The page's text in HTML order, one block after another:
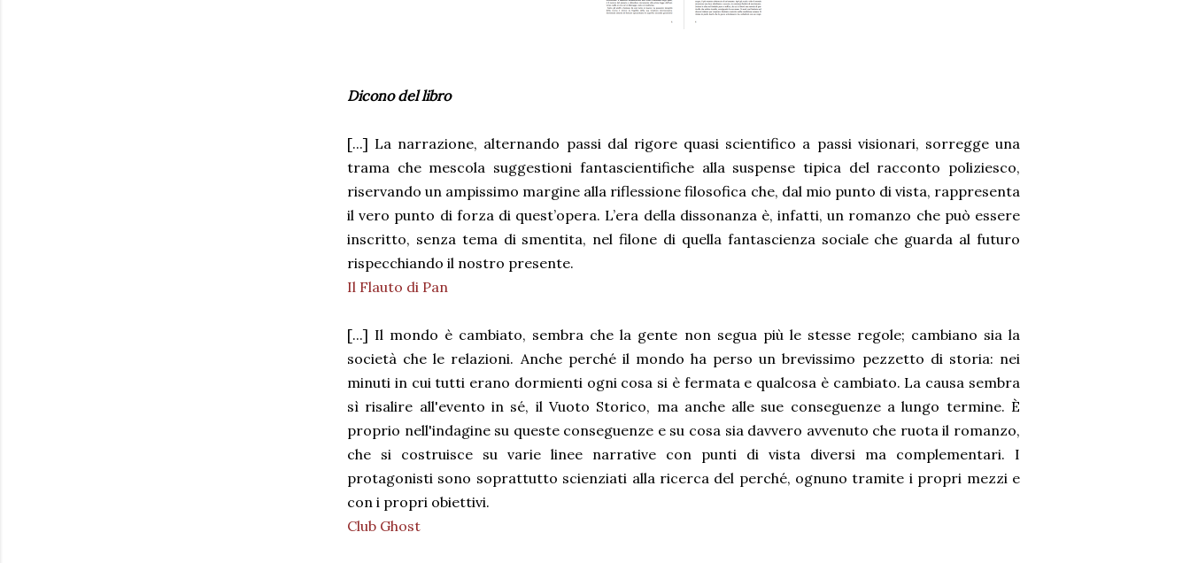
Dicono del libro
[...] La narrazione, alternando passi dal rigore quasi scientifico a passi visionari, sorregge una
trama che mescola suggestioni fantascientifiche alla suspense tipica del racconto poliziesco,
riservando un ampissimo margine alla riflessione filosofica che, dal mio punto di vista, rappresenta
il vero punto di forza di quest’opera. L’era della dissonanza è, infatti, un romanzo che può essere
inscritto, senza tema di smentita, nel filone di quella fantascienza sociale che guarda al futuro
rispecchiando il nostro presente.
Il Flauto di Pan
[...] Il mondo è cambiato, sembra che la gente non segua più le stesse regole; cambiano sia la
società che le relazioni. Anche perché il mondo ha perso un brevissimo pezzetto di storia: nei
minuti in cui tutti erano dormienti ogni cosa si è fermata e qualcosa è cambiato. La causa sembra
sì risalire all'evento in sé, il Vuoto Storico, ma anche alle sue conseguenze a lungo termine. È
proprio nell'indagine su queste conseguenze e su cosa sia davvero avvenuto che ruota il romanzo,
che si costruisce su varie linee narrative con punti di vista diversi ma complementari. I
protagonisti sono soprattutto scienziati alla ricerca del perché, ognuno tramite i propri mezzi e
con i propri obiettivi.
Club Ghost